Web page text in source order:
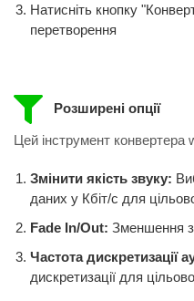
Натисніть кнопку
перетворення
Розширені опції
Цей інструмент конвертера
Змінити якість звуку:
даних у Кбіт/с для
Fade In/Out: Зменшення
Частота дискретизації
дискретизації для